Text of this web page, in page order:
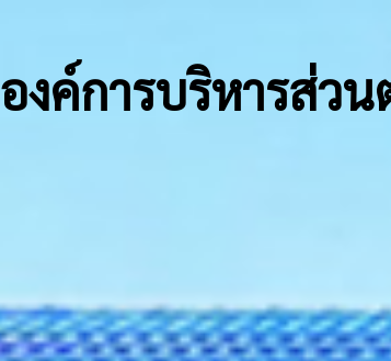
องค์การบริหารส่ว